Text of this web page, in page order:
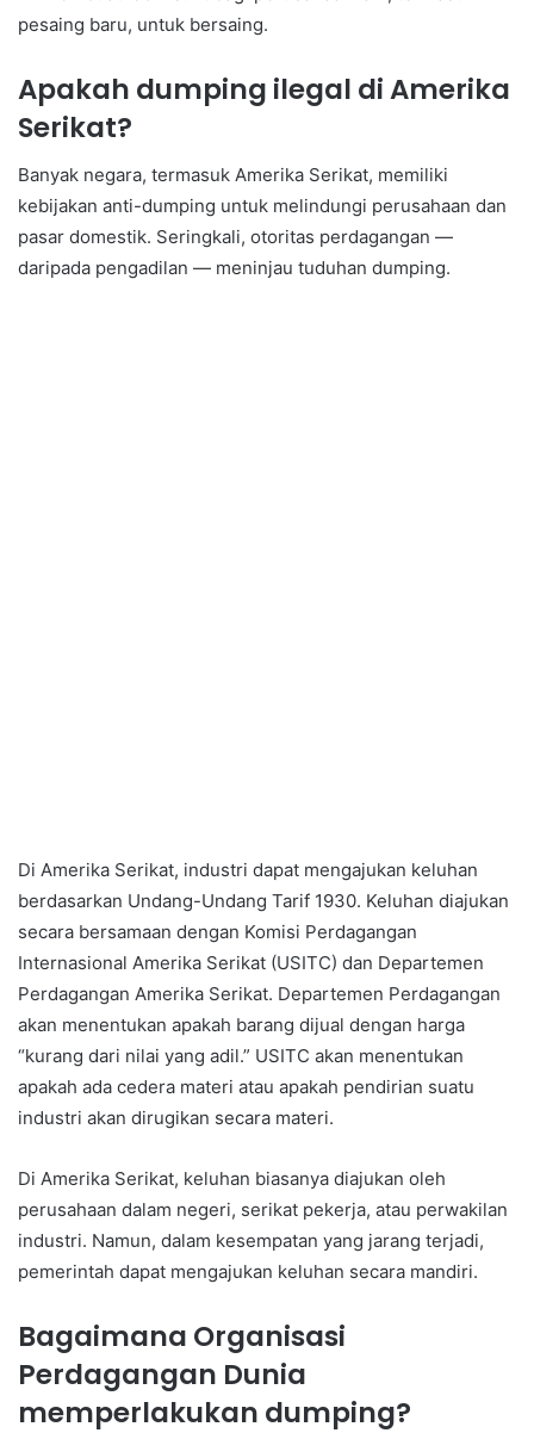
pesaing baru, untuk bersaing.
Apakah dumping ilegal di Amerika
Serikat?
Banyak negara, termasuk Amerika Serikat, memiliki
kebijakan anti-dumping untuk melindungi perusahaan dan
pasar domestik. Seringkali, otoritas perdagangan —
daripada pengadilan — meninjau tuduhan dumping.
Di Amerika Serikat, industri dapat mengajukan keluhan
berdasarkan Undang-Undang Tarif 1930. Keluhan diajukan
secara bersamaan dengan Komisi Perdagangan
Internasional Amerika Serikat (USITC) dan Departemen
Perdagangan Amerika Serikat. Departemen Perdagangan
akan menentukan apakah barang dijual dengan harga
“kurang dari nilai yang adil.” USITC akan menentukan
apakah ada cedera materi atau apakah pendirian suatu
industri akan dirugikan secara materi.
Di Amerika Serikat, keluhan biasanya diajukan oleh
perusahaan dalam negeri, serikat pekerja, atau perwakilan
industri. Namun, dalam kesempatan yang jarang terjadi,
pemerintah dapat mengajukan keluhan secara mandiri.
Bagaimana Organisasi
Perdagangan Dunia
memperlakukan dumping?